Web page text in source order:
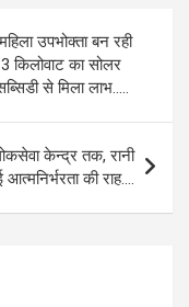
n
k
उपभोक्ता बन रही
3 किलोवाट का सोलर
से मिला लाभ…..
केन्द्र तक, रानी
की राह….